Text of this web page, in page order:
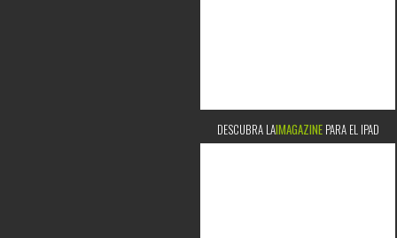
DESCUBRA LAIMAGAZINEPARA EL IPAD